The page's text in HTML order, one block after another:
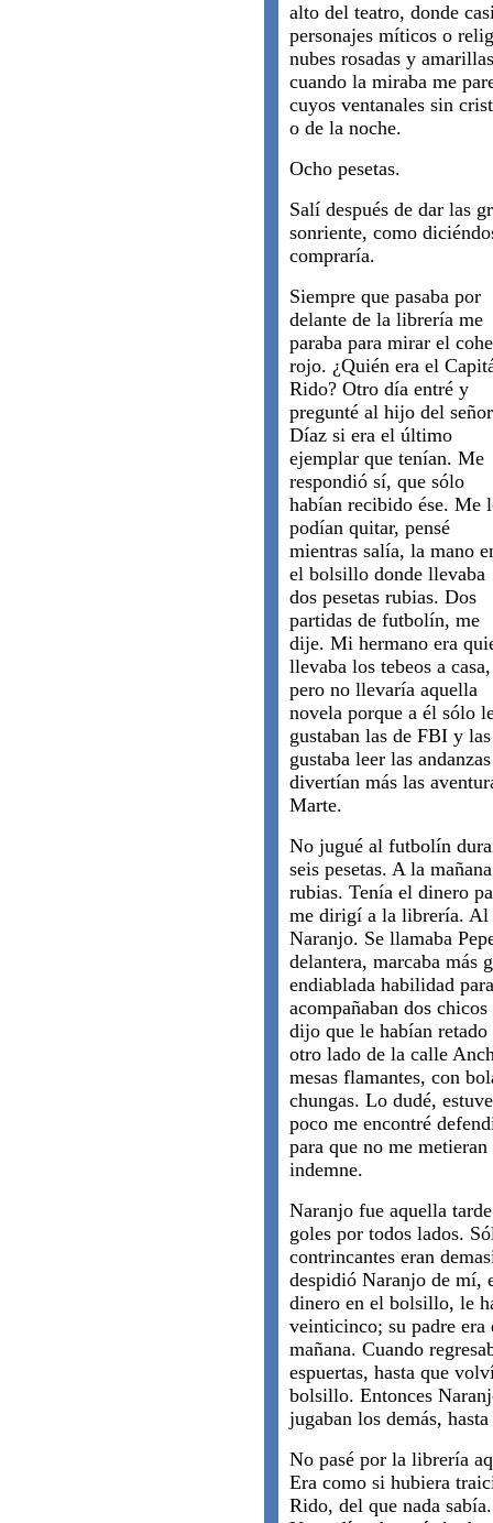
alto del teatro, donde
personajes míticos o
nubes rosadas y
cuando la miraba me
cuyos ventanales sin
o de la noche.
Ocho pesetas.
Salí después de dar las
sonriente, como
compraría.
Siempre que pasaba por
delante de la librería me
paraba para mirar el
rojo. ¿Quién era el
Rido? Otro día entré y
pregunté al hijo del señor
Díaz si era el último
ejemplar que tenían. Me
respondió sí, que sólo
habían recibido ése. Me
podían quitar, pensé
mientras salía, la mano
el bolsillo donde llevaba
dos pesetas rubias. Dos
partidas de futbolín, me
dije. Mi hermano era
llevaba los tebeos a casa,
pero no llevaría aquella
novela porque a él sólo
gustaban las de FBI y
gustaba leer las
divertían más las
Marte.
No jugué al futbolín
seis pesetas. A la
rubias. Tenía el dinero
me dirigí a la librería. Al
Naranjo. Se llamaba
delantera, marcaba más
endiablada habilidad
acompañaban dos
dijo que le habían
otro lado de la calle
mesas flamantes, con
chungas. Lo dudé,
poco me encontré
para que no me
indemne.
Naranjo fue aquella
goles por todos lados.
contrincantes eran
despidió Naranjo de mí,
dinero en el bolsillo, le
veinticinco; su padre era
mañana. Cuando
espuertas, hasta que
bolsillo. Entonces
jugaban los demás,
No pasé por la librería
Era como si hubiera
Rido, del que nada